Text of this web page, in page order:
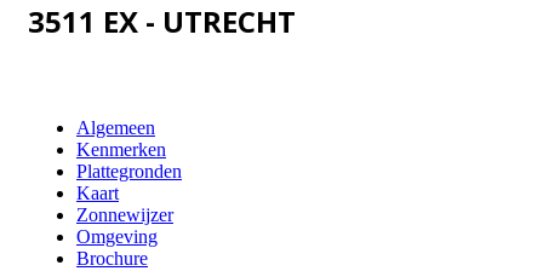
3511 EX - UTRECHT
Algemeen
Kenmerken
Plattegronden
Kaart
Zonnewijzer
Omgeving
Brochure